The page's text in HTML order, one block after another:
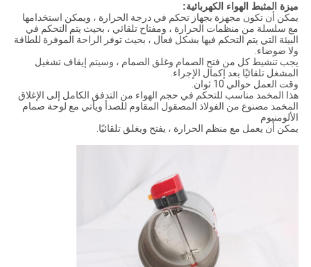
ميزة المثبط الهواء الكهربائية:
يمكن أن تكون مجهزة بجهاز تحكم في درجة الحرارة ، ويمكن استخدامها
مع سلسلة من منظمات الحرارة ، ومفتاح تلقائي ، بحيث يتم التحكم في
البيئة التي يتم التحكم فيها بشكل فعال ، بحيث توفر الراحة الموفرة للطاقة
ولا ضوضاء.
يجب تنشيط كل من فتح الصمام وغلق الصمام ، وسيتم إيقاف تشغيل
المشغل تلقائيًا بعد إكمال الإجراء.
وقت العمل حوالي 10 ثوان.
هذا المخمد مناسب للتحكم في حجم الهواء من التدفق الكامل إلى الإغلاق
المخمد مصنوع من الفولاذ المصقول المقاوم للصدأ ويأتي مع لوحة صمام
الألومنيوم
يمكن أن يعمل مع منظم الحرارة ، يفتح ويغلق تلقائيًا.